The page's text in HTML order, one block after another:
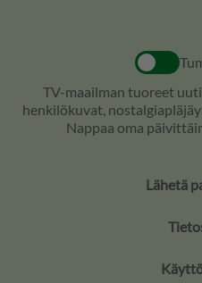
TV-maailman tuoreet
henkilökuvat,
Nappaa oma
Lähetä